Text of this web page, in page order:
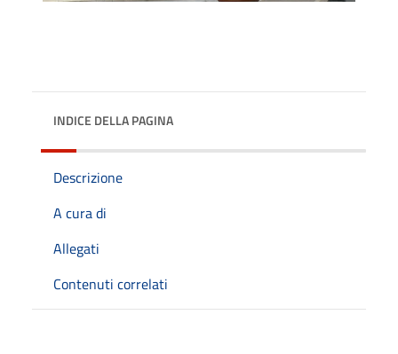
INDICE DELLA PAGINA
Descrizione
A cura di
Allegati
Contenuti correlati